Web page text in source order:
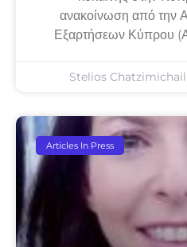
ανακοίνωση από την
Εξαρτήσεων Κύπρου
Stelios Chatzimichail
Articles In Press